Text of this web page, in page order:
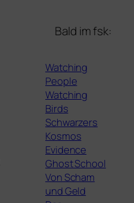
Bald im fsk:
Watching
People
Watching
Birds
Schwarzers
Kosmos
Evidence
Ghost School
Von Scham
und Geld